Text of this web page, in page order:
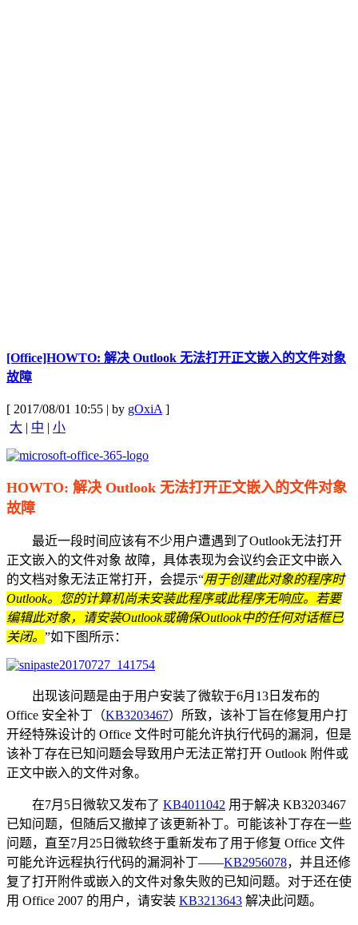
[Office]HOWTO: 解决 Outlook 无法打开正文嵌入的文件对象
故障
[ 2017/08/01 10:55 | by gOxiA]
大 | 中 | 小
HOWTO: 解决 Outlook 无法打开正文嵌入的文件对象
故障
最近一段时间应该有不少用户遭遇到了Outlook无法打开
正文嵌入的文件对象 故障，具体表现为会议约会正文中嵌入
的文档对象无法正常打开，会提示“用于创建此对象的程序时
Outlook。您的计算机尚未安装此程序或此程序无响应。若要
编辑此对象，请安装Outlook或确保Outlook中的任何对话框已
关闭。 ”如下图所示：
出现该问题是由于用户安装了微软于6月13日发布的
Office 安全补丁（KB3203467）所致，该补丁旨在修复用户打
开经特殊设计的 Office 文件时可能允许执行代码的漏洞，但是
该补丁存在已知问题会导致用户无法正常打开 Outlook 附件或
正文中嵌入的文件对象。
在7月5日微软又发布了 KB4011042 用于解决 KB3203467
已知问题，但随后又撤掉了该更新补丁。可能该补丁存在一些
问题，直至7月25日微软终于重新发布了用于修复 Office 文件
可能允许远程执行代码的漏洞补丁——KB2956078，并且还修
复了打开附件或嵌入的文件对象失败的已知问题。对于还在使
用 Office 2007 的用户，请安装 KB3213643 解决此问题。